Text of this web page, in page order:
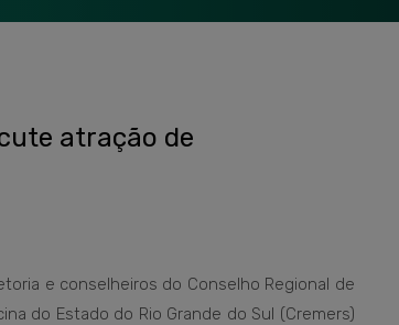
atração de
e conselheiros do Conselho Regional de
do Estado do Rio Grande do Sul (Cremers)